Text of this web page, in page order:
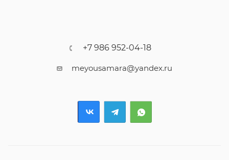
+7 986 952-04-18
meyousamara@yandex.ru